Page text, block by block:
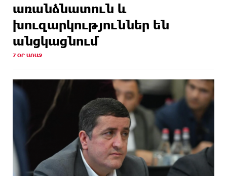
առանձնատուն և
խուզարկություններ են
անցկացնում
7 ՕՐ ԱՌԱՋ